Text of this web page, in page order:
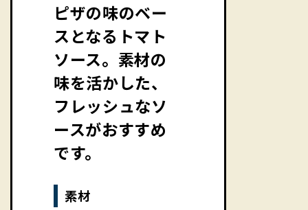
ピザの味のベー
スとなるトマト
ソース。素材の
味を活かした、
フレッシュなソ
ースがおすすめ
です。
素材